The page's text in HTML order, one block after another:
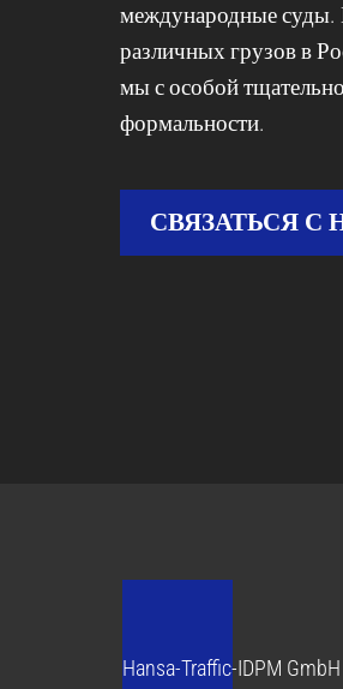
международные суды.
различных грузов в
мы с особой
формальности.
СВЯЗАТЬСЯ С
Hansa-Traffic-IDPM GmbH